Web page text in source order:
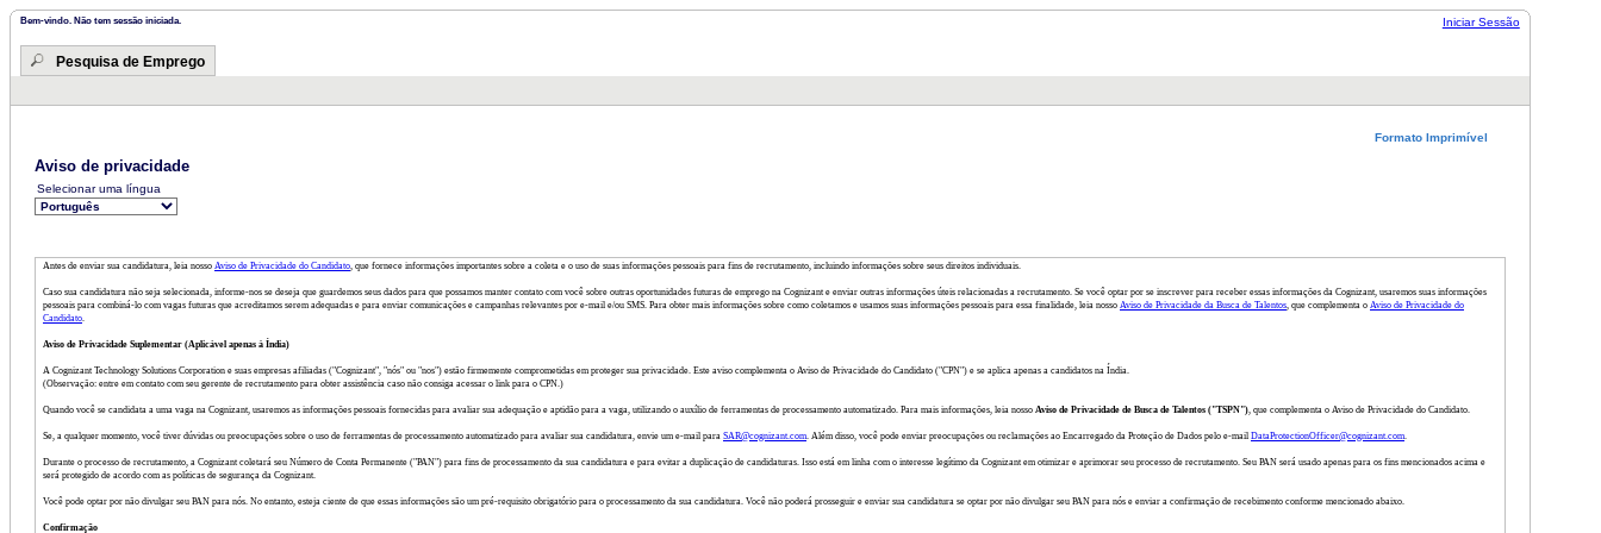
Bem-vindo. Não tem sessão iniciada. Iniciar Sessão
Pesquisa de Emprego
Formato Imprimível
Aviso de privacidade
Selecionar uma língua
Antes de enviar sua candidatura, leia nosso Aviso de Privacidade do Candidato, que fornece informações importantes sobre a coleta e o uso de suas informações pessoais para fins de recrutamento, incluindo informações sobre seus direitos individuais.
Caso sua candidatura não seja selecionada, informe-nos se deseja que guardemos seus dados para que possamos manter contato com você sobre outras oportunidades futuras de emprego na Cognizant e enviar outras informações úteis relacionadas a recrutamento. Se você optar por se inscrever para receber essas informações da Cognizant, usaremos suas informações
pessoais para combiná-lo com vagas futuras que acreditamos serem adequadas e para enviar comunicações e campanhas relevantes por e-mail e/ou SMS. Para obter mais informações sobre como coletamos e usamos suas informações pessoais para essa finalidade, leia nosso Aviso de Privacidade da Busca de Talentos, que complementa o Aviso de Privacidade do
Candidato.
Aviso de Privacidade Suplementar (Aplicável apenas à Índia)
A Cognizant Technology Solutions Corporation e suas empresas afiliadas ("Cognizant", "nós" ou "nos") estão firmemente comprometidas em proteger sua privacidade. Este aviso complementa o Aviso de Privacidade do Candidato ("CPN") e se aplica apenas a candidatos na Índia.
(Observação: entre em contato com seu gerente de recrutamento para obter assistência caso não consiga acessar o link para o CPN.)
Quando você se candidata a uma vaga na Cognizant, usaremos as informações pessoais fornecidas para avaliar sua adequação e aptidão para a vaga, utilizando o auxílio de ferramentas de processamento automatizado. Para mais informações, leia nosso Aviso de Privacidade de Busca de Talentos ("TSPN"), que complementa o Aviso de Privacidade do Candidato.
Se, a qualquer momento, você tiver dúvidas ou preocupações sobre o uso de ferramentas de processamento automatizado para avaliar sua candidatura, envie um e-mail para SAR@cognizant.com. Além disso, você pode enviar preocupações ou reclamações ao Encarregado da Proteção de Dados pelo e-mail DataProtectionOfficer@cognizant.com.
Durante o processo de recrutamento, a Cognizant coletará seu Número de Conta Permanente ("PAN") para fins de processamento da sua candidatura e para evitar a duplicação de candidaturas. Isso está em linha com o interesse legítimo da Cognizant em otimizar e aprimorar seu processo de recrutamento. Seu PAN será usado apenas para os fins mencionados acima e
será protegido de acordo com as políticas de segurança da Cognizant.
Você pode optar por não divulgar seu PAN para nós. No entanto, esteja ciente de que essas informações são um pré-requisito obrigatório para o processamento da sua candidatura. Você não poderá prosseguir e enviar sua candidatura se optar por não divulgar seu PAN para nós e enviar a confirmação de recebimento conforme mencionado abaixo.
Confirmação